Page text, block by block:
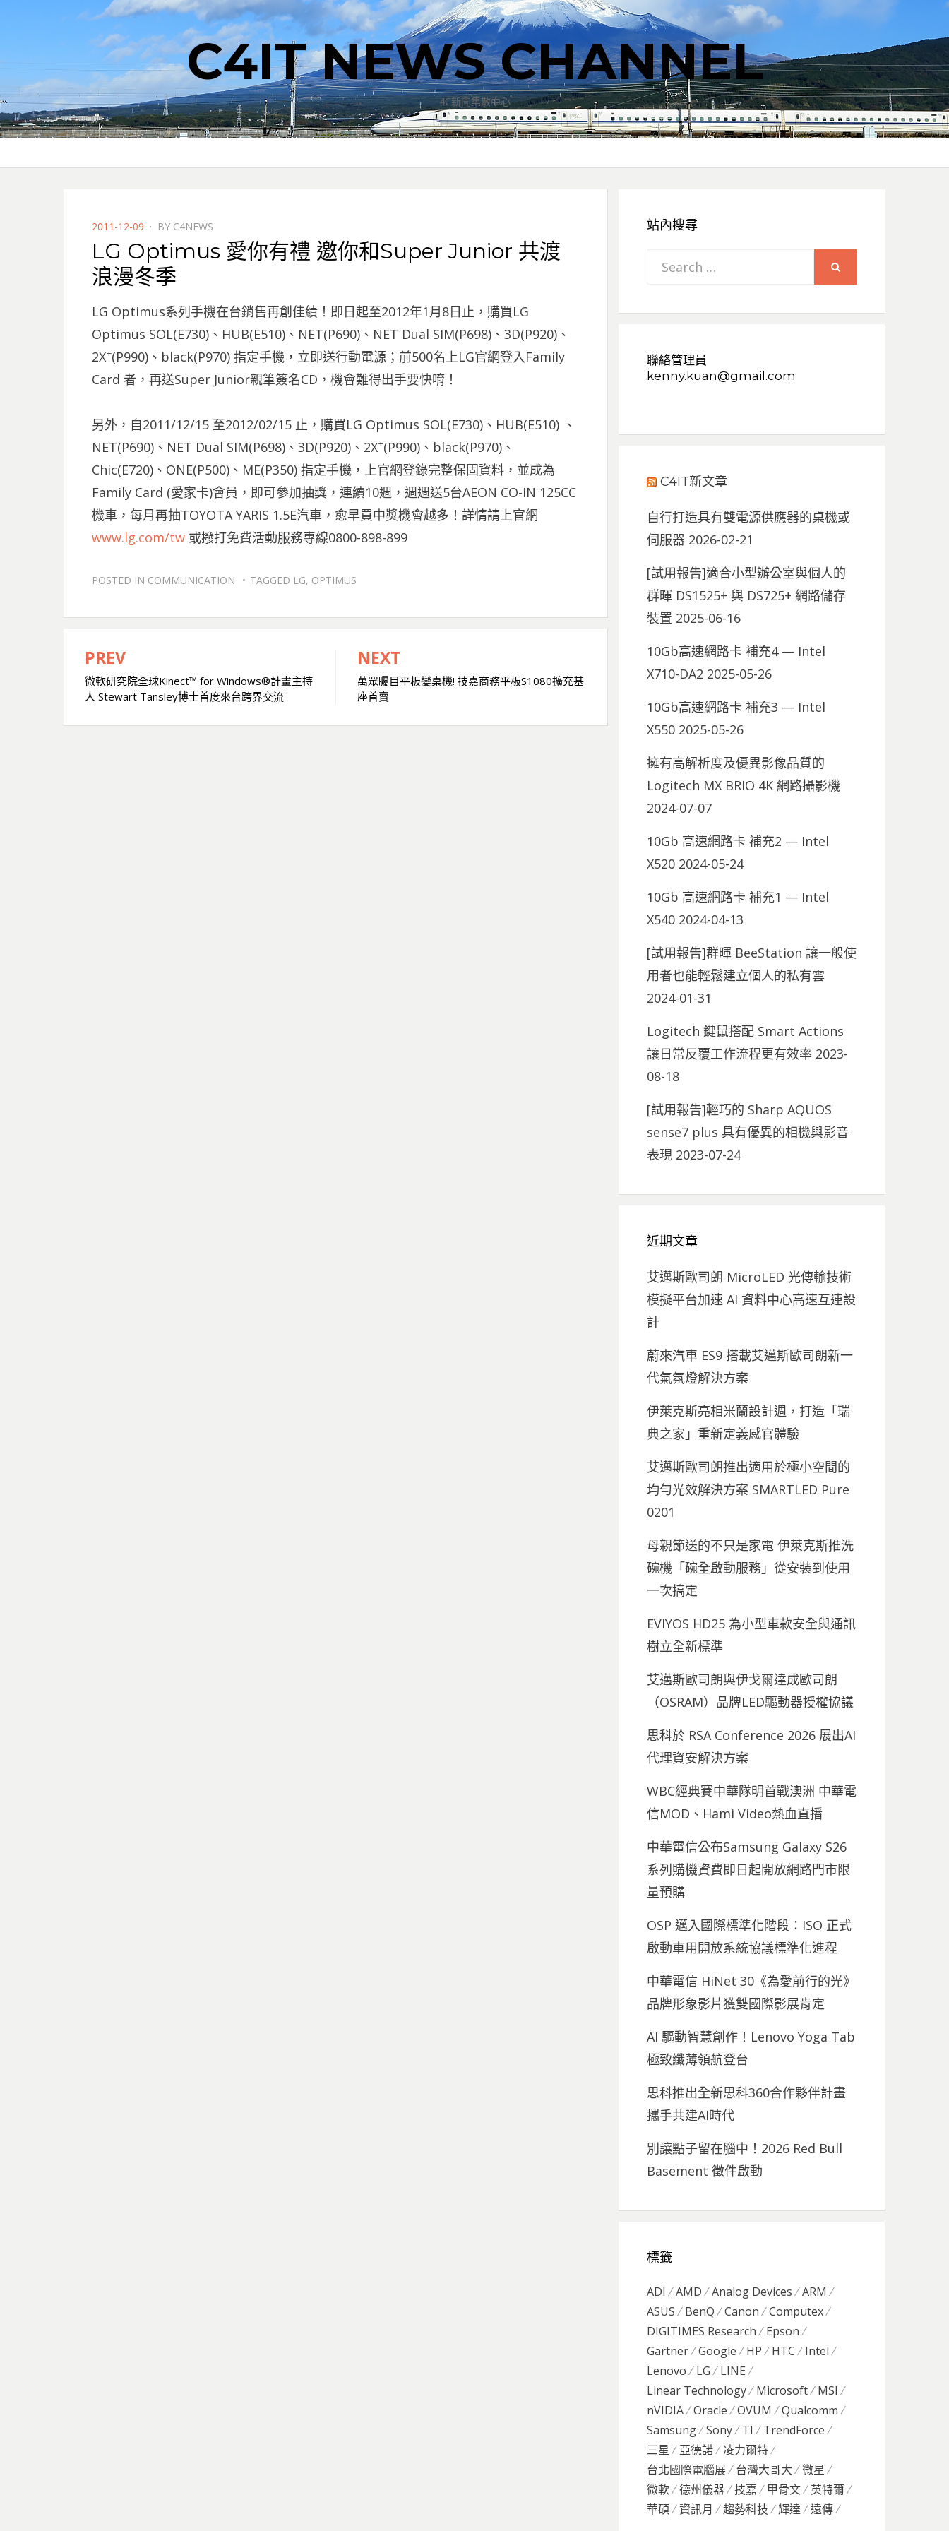
C4IT NEWS CHANNEL
4C新聞集散中心
POSTED
ON
2011-12-09 BY C4NEWS
LG Optimus 愛你有禮 邀你和Super Junior 共渡
浪漫冬季
LG Optimus系列手機在台銷售再創佳績！即日起至2012年1月8日止，購買LG
Optimus SOL(E730)、HUB(E510)、NET(P690)、NET Dual SIM(P698)、3D(P920)、
2X+(P990)、black(P970) 指定手機，立即送行動電源；前500名上LG官網登入Family
Card 者，再送Super Junior親筆簽名CD，機會難得出手要快唷！
另外，自2011/12/15 至2012/02/15 止，購買LG Optimus SOL(E730)、HUB(E510) 、
NET(P690)、NET Dual SIM(P698)、3D(P920)、2X+(P990)、black(P970)、
Chic(E720)、ONE(P500)、ME(P350) 指定手機，上官網登錄完整保固資料，並成為
Family Card (愛家卡)會員，即可參加抽獎，連續10週，週週送5台AEON CO-IN 125CC
機車，每月再抽TOYOTA YARIS 1.5E汽車，愈早買中獎機會越多！詳情請上官網
www.lg.com/tw或撥打免費活動服務專線0800-898-899
POSTED IN COMMUNICATION TAGGED LG, OPTIMUS
文
章
PREV
微軟研究院全球Kinect™ for Windows®計畫主持
人 Stewart Tansley博士首度來台跨界交流
NEXT
萬眾矚目平板變桌機! 技嘉商務平板S1080擴充基
座首賣
站內搜尋
Search
聯絡管理員
kenny.kuan@gmail.com
C4IT新文章
自行打造具有雙電源供應器的桌機或
伺服器 2026-02-21
[試用報告]適合小型辦公室與個人的
群暉 DS1525+ 與 DS725+ 網路儲存
裝置 2025-06-16
10Gb高速網路卡 補充4 — Intel
X710-DA2 2025-05-26
10Gb高速網路卡 補充3 — Intel
X550 2025-05-26
擁有高解析度及優異影像品質的
Logitech MX BRIO 4K 網路攝影機
2024-07-07
10Gb 高速網路卡 補充2 — Intel
X520 2024-05-24
10Gb 高速網路卡 補充1 — Intel
X540 2024-04-13
[試用報告]群暉 BeeStation 讓一般使
用者也能輕鬆建立個人的私有雲
2024-01-31
Logitech 鍵鼠搭配 Smart Actions
讓日常反覆工作流程更有效率 2023-
08-18
[試用報告]輕巧的 Sharp AQUOS
sense7 plus 具有優異的相機與影音
表現 2023-07-24
近期文章
艾邁斯歐司朗 MicroLED 光傳輸技術
模擬平台加速 AI 資料中心高速互連設
計
蔚來汽車 ES9 搭載艾邁斯歐司朗新一
代氣氛燈解決方案
伊萊克斯亮相米蘭設計週，打造「瑞
典之家」重新定義感官體驗
艾邁斯歐司朗推出適用於極小空間的
均勻光效解決方案 SMARTLED Pure
0201
母親節送的不只是家電 伊萊克斯推洗
碗機「碗全啟動服務」從安裝到使用
一次搞定
EVIYOS HD25 為小型車款安全與通訊
樹立全新標準
艾邁斯歐司朗與伊戈爾達成歐司朗
（OSRAM）品牌LED驅動器授權協議
思科於 RSA Conference 2026 展出AI
代理資安解決方案
WBC經典賽中華隊明首戰澳洲 中華電
信MOD、Hami Video熱血直播
中華電信公布Samsung Galaxy S26
系列購機資費即日起開放網路門市限
量預購
OSP 邁入國際標準化階段：ISO 正式
啟動車用開放系統協議標準化進程
中華電信 HiNet 30《為愛前行的光》
品牌形象影片獲雙國際影展肯定
AI 驅動智慧創作！Lenovo Yoga Tab
極致纖薄領航登台
思科推出全新思科360合作夥伴計畫
攜手共建AI時代
別讓點子留在腦中！2026 Red Bull
Basement 徵件啟動
標籤
ADI AMD Analog Devices
ARM
ASUS
BenQ Canon
Computex
DIGITIMES Research
Epson
Gartner
Google HP HTC
Intel
Lenovo
LG
LINE
Linear Technology
Microsoft
MSI
nVIDIA
Oracle OVUM
Qualcomm
Samsung
Sony TI
TrendForce
三星
亞德諾
凌力爾特
台北國際電腦展
台灣大哥大
微星
微軟
德州儀器 技嘉 甲骨文
英特爾
華碩
資訊月 趨勢科技 輝達 遠傳